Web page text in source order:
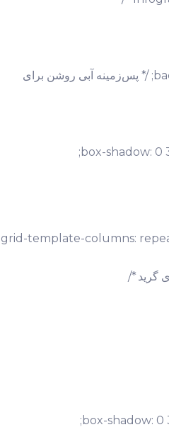
background-color: #DDEBF1; /* پس‌زمینه آبی روشن برای
box-shadow: 0
grid-template-columns:
box-shadow: 0